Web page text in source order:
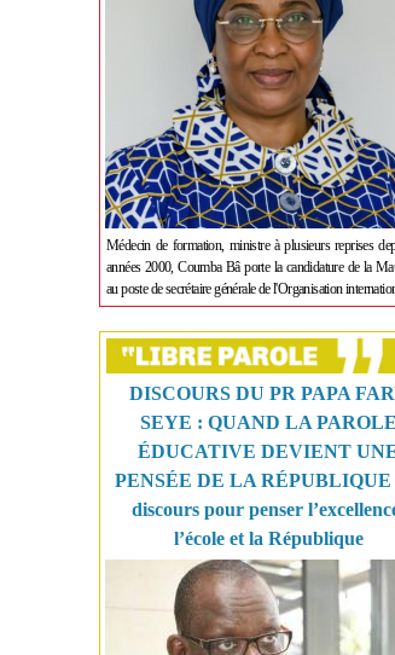
Médecin de formation, ministre à plusieurs reprises
années 2000, Coumba Bâ porte la candidature de la
au poste de secrétaire générale de l'Organisation
DISCOURS DU PR PAPA
SEYE : QUAND LA PAROLE
ÉDUCATIVE DEVIENT
PENSÉE DE LA RÉPUBLIQUE
discours pour penser
l’école et la République